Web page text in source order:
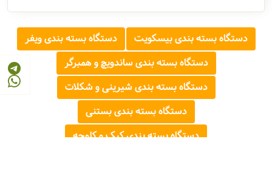
دستگاه بسته بندی بیسکویت
دستگاه بسته بندی ویفر
دستگاه بسته بندی ساندویچ و همبرگر
دستگاه بسته بندی شیرینی و شکلات
دستگاه بسته بندی بستنی
دستگاه بسته بندی کیک و کلوچه